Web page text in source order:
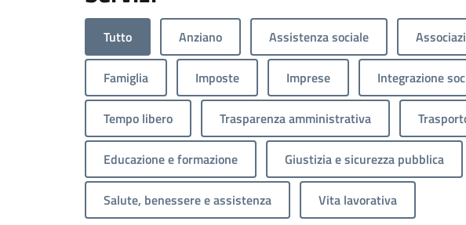
Tutto Anziano Assistenza sociale
Famiglia Imposte Imprese Integrazione
Tempo libero Trasparenza amministrativa
Educazione e formazione Giustizia e sicurezza pubblica
Salute, benessere e assistenza Vita lavorativa